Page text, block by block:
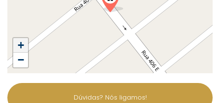
+
−
Dúvidas? Nós ligamos!